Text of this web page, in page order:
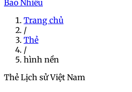
Bao Nhiêu
Trang chủ
/
Thẻ
/
hình nền
Thẻ Lịch sử Việt Nam